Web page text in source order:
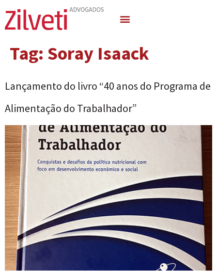
Tag: Soray Isaack
Lançamento do livro “40 anos do Programa de
Alimentação do Trabalhador”